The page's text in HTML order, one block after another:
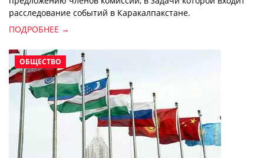
расследование событий в Каракалпакстане.
ПОДРОБНЕЕ →
ОБЩЕСТВО